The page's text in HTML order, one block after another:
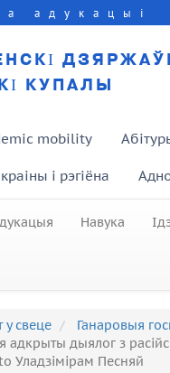
адукацыі
КУПАЛЫ
mobility
і рэгіёна
Навука
у свеце
Ганаровыя
адкрыты дыялог з
Уладзімірам Песняй